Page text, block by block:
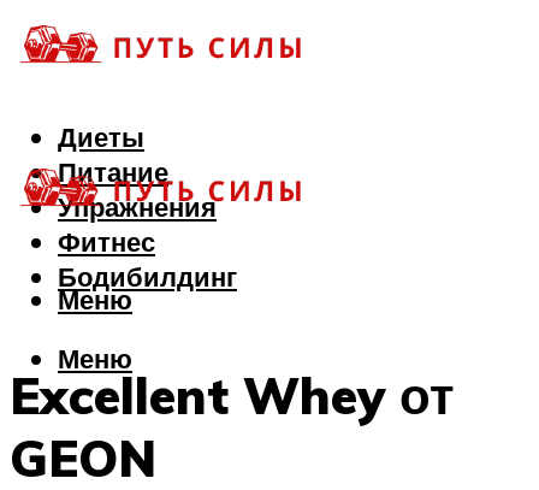
Диеты
Питание
Упражнения
Фитнес
Бодибилдинг
Меню
Меню
Excellent Whey от
GEON